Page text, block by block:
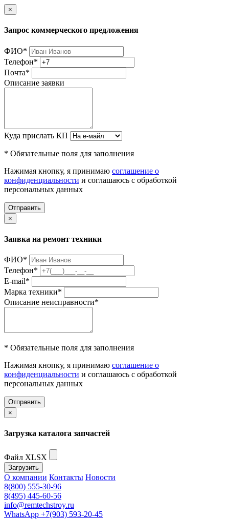
×
Запрос коммерческого предложения
ФИО*
Телефон*
Почта*
Описание заявки
Куда прислать КП
* Обязательные поля для заполнения
Нажимая кнопку, я принимаю соглашение о
конфиденциальности и соглашаюсь с обработкой
персональных данных
Отправить
×
Заявка на ремонт техники
ФИО*
Телефон*
E-mail*
Марка техники*
Описание неисправности*
* Обязательные поля для заполнения
Нажимая кнопку, я принимаю соглашение о
конфиденциальности и соглашаюсь с обработкой
персональных данных
Отправить
×
Загрузка каталога запчастей
Файл XLSX
Загрузить
О компании Контакты Новости
8(800) 555-30-96
8(495) 445-60-56
info@remtechstroy.ru
WhatsApp +7(903) 593-20-45